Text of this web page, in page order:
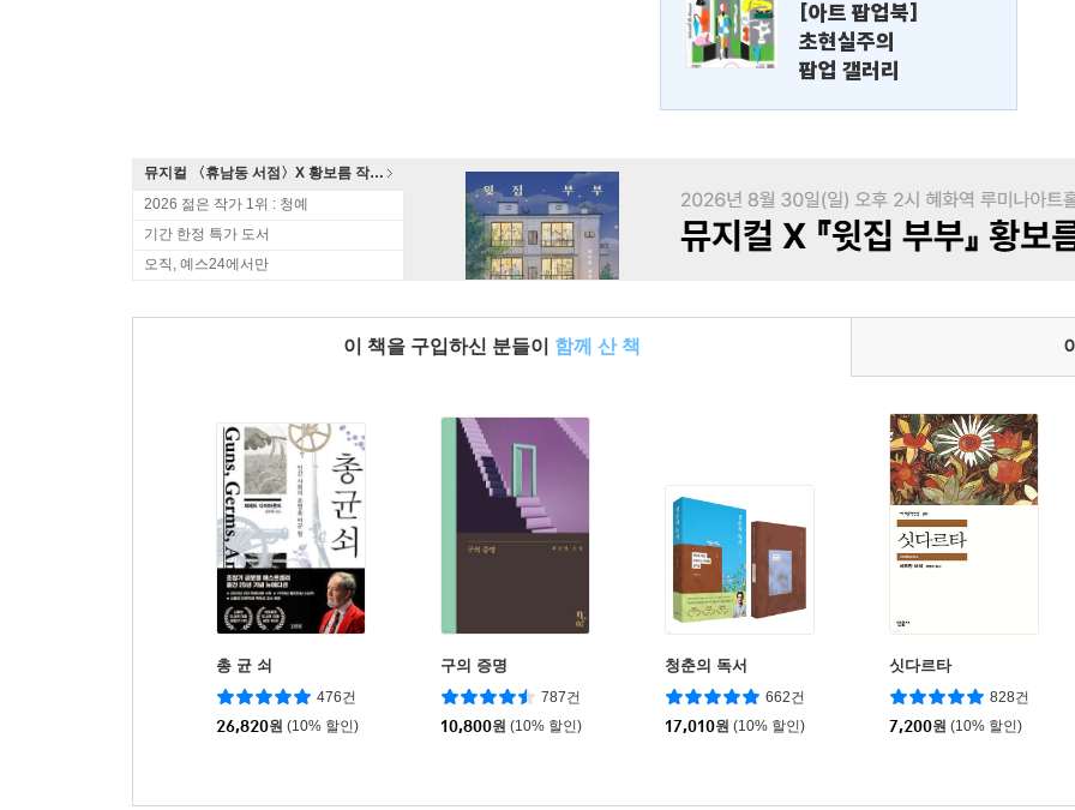
[아트 팝업북]
초현실주의
팝업 갤러리
뮤지컬 〈휴남동 서점〉X 황보름 작가 북토크
2026 젊은 작가 1위 : 청예
기간 한정 특가 도서
오직, 예스24에서만
이 책을 구입하신 분들이 함께 산 책
총 균 쇠
476건
26,820원 (10% 할인)
구의 증명
787건
10,800원 (10% 할인)
청춘의 독서
662건
17,010원 (10% 할인)
싯다르타
828건
7,200원 (10% 할인)